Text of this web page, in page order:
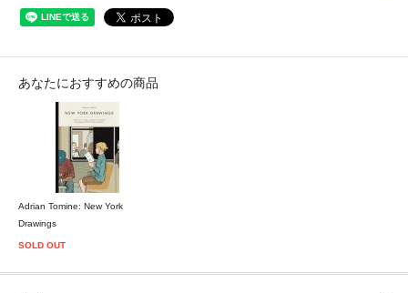
あなたにおすすめの商品
Adrian Tomine: New York
Drawings
SOLD OUT